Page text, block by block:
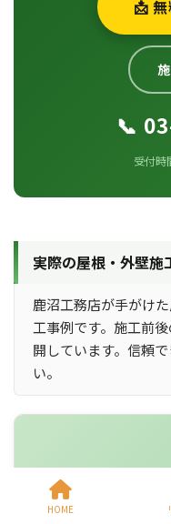
📩
📞
受付時
実際の屋根・外壁施
鹿沼工務店が手がけ
工事例です。施工前
開しています。信頼
い。
HOME